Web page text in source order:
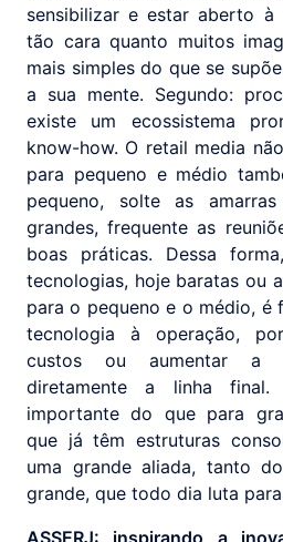
sensibilizar e estar aberto à
tão cara quanto muitos
mais simples do que se
a sua mente. Segundo:
existe um ecossistema
know-how. O retail media
para pequeno e médio
pequeno, solte as
grandes, frequente as
boas práticas. Dessa
tecnologias, hoje baratas ou
para o pequeno e o médio, é
tecnologia à operação,
custos ou aumentar a
diretamente a linha
importante do que para
que já têm estruturas
uma grande aliada, tanto
grande, que todo dia luta
ASSERJ: inspirando a